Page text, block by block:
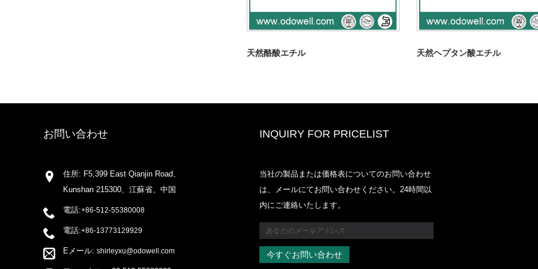
天然酪酸エチル 天然ヘプタン酸エチル
お問い合わせ
住所: F5,399 East Qianjin Road、
Kunshan 215300、江蘇省、中国
電話:+86-512-55380008
電話:+86-13773129929
Eメール: shirleyxu@odowell.com
INQUIRY FOR PRICELIST
当社の製品または価格表についてのお問い合わせ
は、メールにてお問い合わせください。24時間以
内にご連絡いたします。
Odowell-Market価格リスト-
2025.07.25
2025/07/25
2025.07.25